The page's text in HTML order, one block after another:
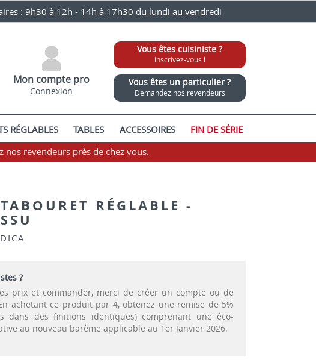
: 9h30 à 12h - 14h à 17h30 du lundi au vendredi
Mon compte pro
Connexion
Vous êtes cuisiniste ?
Inscrivez-vous !
Vous êtes un particulier ?
Demandez nos revendeurs
RÉGLABLES TABLES ACCESSOIRES
FIN DE SÉRIE
nos revendeurs près de chez vous.
RÉGLABLE -
?
prix et commander, merci de créer un compte ou de
achetant ce produit par 4, obtenez une remise de 5%
dans des finitions identiques) comprenant une éco-
au nouveau barème applicable au 1er Janvier 2026.